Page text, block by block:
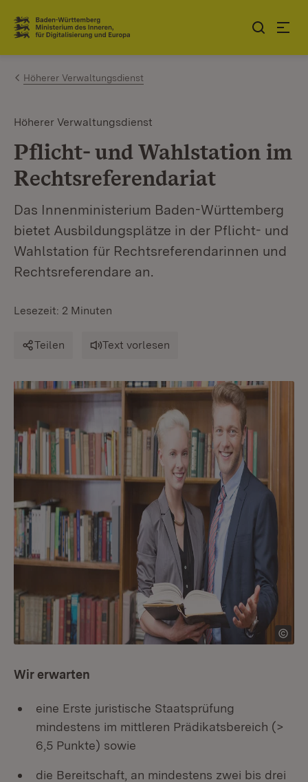
Zum Inhalt springen
Link zur Startseite
Höherer Verwaltungsdienst
Höherer Verwaltungsdienst
Pflicht- und Wahlstation im
Rechtsreferendariat
Das Innenministerium Baden-Württemberg
bietet Ausbildungsplätze in der Pflicht- und
Wahlstation für Rechtsreferendarinnen und
Rechtsreferendare an.
Lesezeit: 2 Minuten
Teilen Text vorlesen
Wir erwarten
eine Erste juristische Staatsprüfung
mindestens im mittleren Prädikatsbereich (>
6,5 Punkte) sowie
die Bereitschaft, an mindestens zwei bis drei